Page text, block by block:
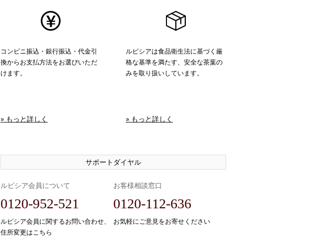
コンビニ振込・銀行振込・代金引
換からお支払方法をお選びいただ
けます。
» もっと詳しく
ルピシアは食品衛生法に基づく厳
格な基準を満たす、安全な茶葉の
みを取り扱いしています。
» もっと詳しく
サポートダイヤル
ルピシア会員について
0120-952-521
ルピシア会員に関するお問い合わせ、
住所変更はこちら
お客様相談窓口
0120-112-636
お気軽にご意見をお寄せください